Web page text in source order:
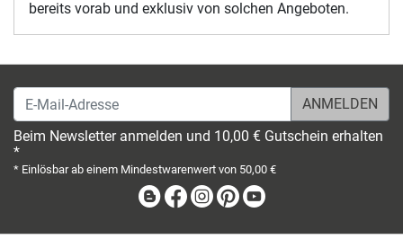
bereits vorab und exklusiv von solchen Angeboten.
E-Mail-Adresse
Beim Newsletter anmelden und 10,00 € Gutschein erhalten
*
* Einlösbar ab einem Mindestwarenwert von 50,00 €
BlogFacebook
Instagram
Pinterest